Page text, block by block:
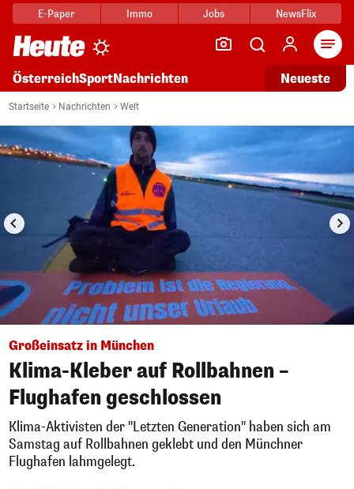
E-Paper Immo Jobs NewsFlix
ÖsterreichSportNachrichten Neueste
Startseite Nachrichten Welt
1/3
Großeinsatz in München
Klima-Kleber auf Rollbahnen –
Flughafen geschlossen
Klima-Aktivisten der "Letzten Generation" haben sich am
Samstag auf Rollbahnen geklebt und den Münchner
Flughafen lahmgelegt.